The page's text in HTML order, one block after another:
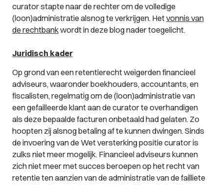
curator stapte naar de rechter om de volledige
(loon)administratie alsnog te verkrijgen. Hetvonnis van
de rechtbankwordt in deze blog nader toegelicht.
Juridisch kader
Op grond van een retentierecht weigerden financieel
adviseurs, waaronder boekhouders, accountants, en
fiscalisten, regelmatig om de (loon)administratie van
een gefailleerde klant aan de curator te overhandigen
als deze bepaalde facturen onbetaald had gelaten. Zo
hoopten zij alsnog betaling af te kunnen dwingen. Sinds
de invoering van de Wet versterking positie curator is
zulks niet meer mogelijk. Financieel adviseurs kunnen
zich niet meer met succes beroepen op het recht van
retentie ten aanzien van de administratie van de failliete